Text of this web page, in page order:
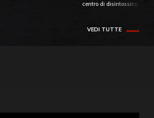
centro di
VEDI TUTTE